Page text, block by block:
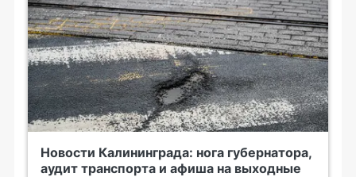
Новости Калининграда: нога губернатора,
аудит транспорта и афиша на выходные